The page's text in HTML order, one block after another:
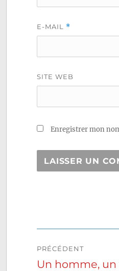
E-MAIL *
SITE WEB
Enregistrer mon
de
PRÉCÉDENT
Publication
Un homme, un